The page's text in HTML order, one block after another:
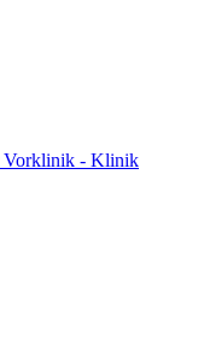
Vorklinik - Klinik